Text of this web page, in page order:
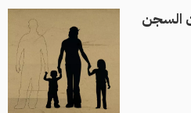
السجن